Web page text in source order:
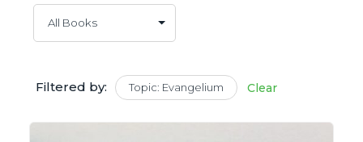
Filtered by: Topic: Evangelium Clear